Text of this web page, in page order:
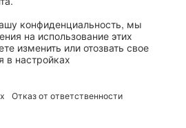
и доступность